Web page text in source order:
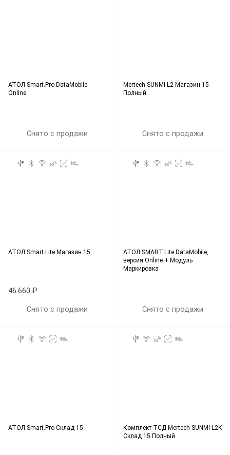
АТОЛ Smart.Pro DataMobile
Online
Снято с продажи
Mertech SUNMI L2 Магазин 15
Полный
Снято с продажи
АТОЛ Smart.Lite Магазин 15
46 660 ₽
Снято с продажи
АТОЛ SMART.Lite DataMobile,
версия Online + Модуль
Маркировка
Снято с продажи
АТОЛ Smart.Pro Склад 15
Комплект ТСД Mertech SUNMI L2K
Склад 15 Полный